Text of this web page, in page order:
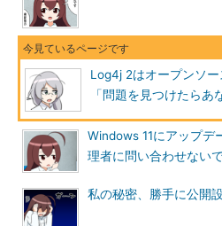
Log4j 2はオープンソ
「問題を見つけたらあ
Windows 11にアップデ
理者に問い合わせない
私の秘密、勝手に公開